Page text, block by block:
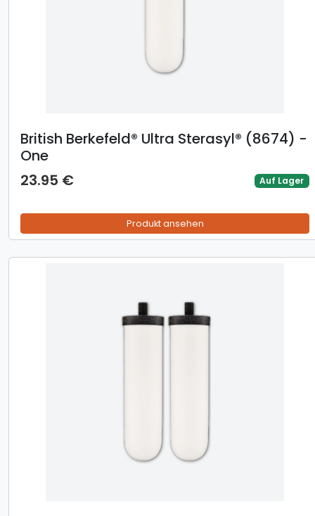
British Berkefeld® Ultra Sterasyl® (8674) -
One
23.95 €
Auf Lager
Produkt ansehen